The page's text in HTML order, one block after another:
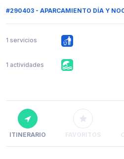
#290403 - APARCAMIENTO DÍA Y
1 servicios
1 actividades
ITINERARIO FAVORITOS